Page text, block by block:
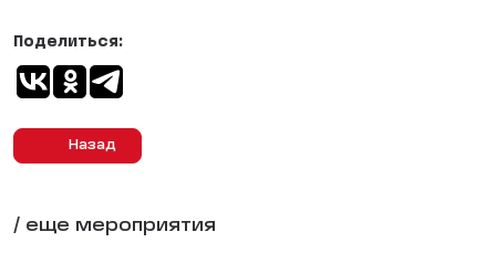
Назад
Поделиться:
/ еще мероприятия